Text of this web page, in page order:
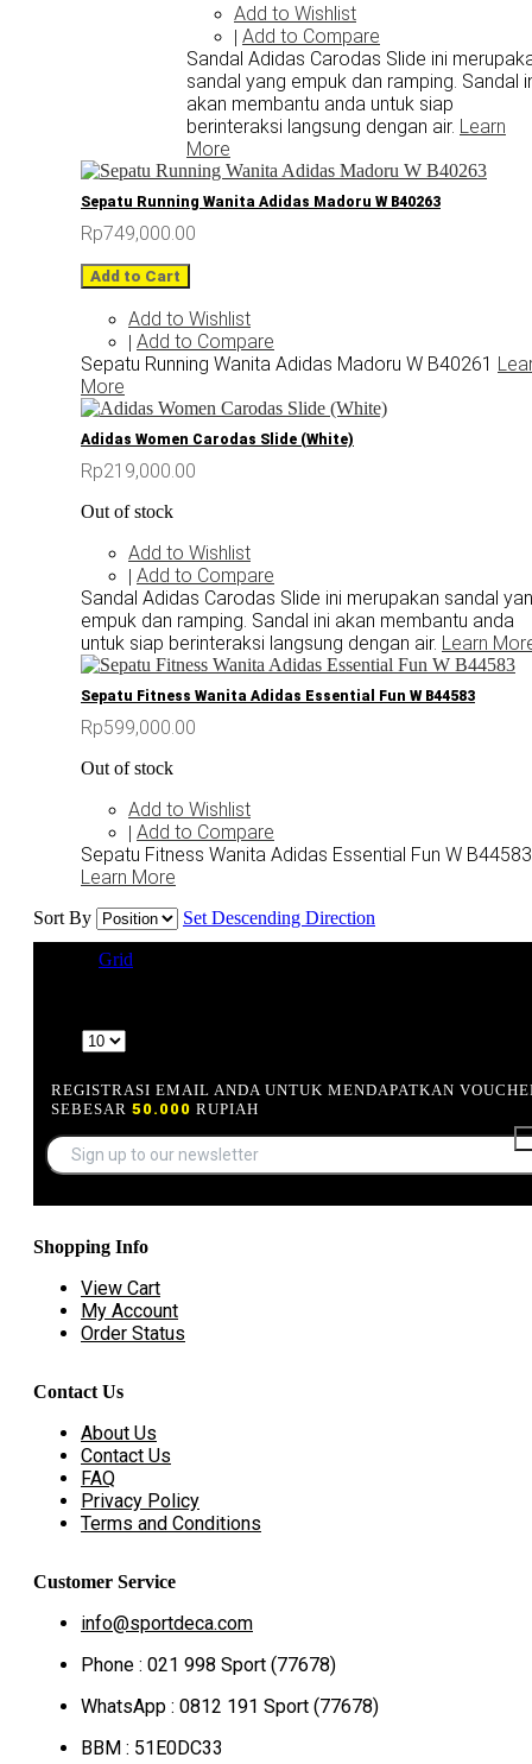
Add to Wishlist
| Add to Compare
Sandal Adidas Carodas Slide ini
sandal yang empuk dan ramping. Sandal
akan membantu anda untuk siap
berinteraksi langsung dengan air. Learn
More
Sepatu Running Wanita Adidas Madoru W B40263
Rp749,000.00
Add to Cart
Add to Wishlist
| Add to Compare
Sepatu Running Wanita Adidas Madoru W B40261
More
Adidas Women Carodas Slide (White)
Rp219,000.00
Out of stock
Add to Wishlist
| Add to Compare
Sandal Adidas Carodas Slide ini merupakan sandal
empuk dan ramping. Sandal ini akan membantu anda
untuk siap berinteraksi langsung dengan air. Learn
Sepatu Fitness Wanita Adidas Essential Fun W B44583
Rp599,000.00
Out of stock
Add to Wishlist
| Add to Compare
Sepatu Fitness Wanita Adidas Essential Fun W B44583
Learn More
Sort By Set Descending Direction
Grid
REGISTRASI EMAIL ANDA UNTUK MENDAPATKAN
SEBESAR 50.000 RUPIAH
Shopping Info
View Cart
My Account
Order Status
Contact Us
About Us
Contact Us
FAQ
Privacy Policy
Terms and Conditions
Customer Service
info@sportdeca.com
Phone : 021 998 Sport (77678)
WhatsApp : 0812 191 Sport (77678)
BBM : 51E0DC33